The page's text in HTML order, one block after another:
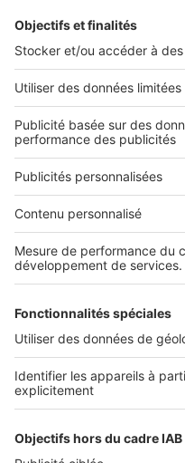
Nos applications
Découvrez nos applications
Services pro
Accès client
Informations légales
Politique Générale de